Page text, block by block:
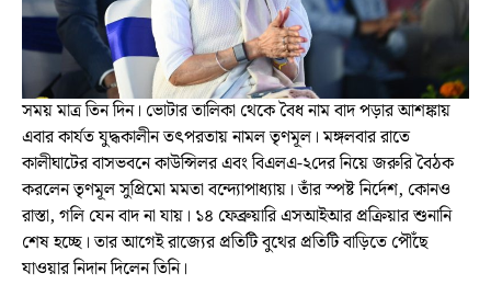
সময় মাত্র তিন দিন। ভোটার তালিকা থেকে বৈধ নাম বাদ পড়ার আশঙ্কায়
এবার কার্যত যুদ্ধকালীন তৎপরতায় নামল তৃণমূল। মঙ্গলবার রাতে
কালীঘাটের বাসভবনে কাউন্সিলর এবং বিএলএ-২দের নিয়ে জরুরি বৈঠক
করলেন তৃণমূল সুপ্রিমো মমতা বন্দ্যোপাধ্যায়। তাঁর স্পষ্ট নির্দেশ, কোনও
রাস্তা, গলি যেন বাদ না যায়। ১৪ ফেব্রুয়ারি এসআইআর প্রক্রিয়ার শুনানি
শেষ হচ্ছে। তার আগেই রাজ্যের প্রতিটি বুথের প্রতিটি বাড়িতে পৌঁছে
যাওয়ার নিদান দিলেন তিনি।